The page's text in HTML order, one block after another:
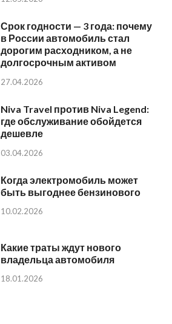
Срок годности — 3 года: почему
в России автомобиль стал
дорогим расходником, а не
долгосрочным активом
27.04.2026
Niva Travel против Niva Legend:
где обслуживание обойдется
дешевле
03.04.2026
Когда электромобиль может
быть выгоднее бензинового
10.02.2026
Какие траты ждут нового
владельца автомобиля
18.01.2026